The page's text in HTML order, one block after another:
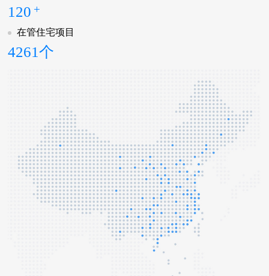
120 +
在管住宅项目
4261个